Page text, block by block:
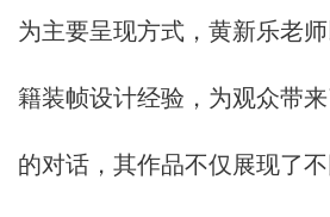
为主要呈现方式，黄新乐老
籍装帧设计经验，为观众带
的对话，其作品不仅展现了